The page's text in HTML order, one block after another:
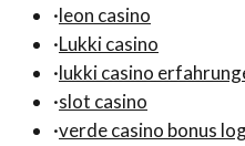
·leon casino
·Lukki casino
·lukki casino
·slot casino
·verde casino bonus